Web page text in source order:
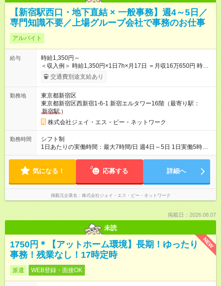
【新宿駅西口・地下直結 × 一般事務】週4～5日／
専門知識不要／上場グループ会社で事務のお仕事
アルバイト
給与
時給1,350円～
＜収入例＞ 時給1,350円×1日7h×月17日 ＝月収16万650円 時給
1,350円×1日7h×月22日 ＝月収20万7900円 【試用期間】試用期
間あり 試用期間の長さ：3ヶ月 雇用形態、給与は本採用時と同
交通費別途支給あり
勤務地
東京都新宿区
東京都新宿区西新宿1-6-1 新宿エルタワー16階（最寄り駅：
新宿駅 ）
株式会社ジェイ・エス・ビー・ネットワーク
勤務時間
シフト制
1日あたりの実働時間：最大7時間/日 週4日～5日 1日実働5時間
～（30～60分休憩あり） ※応相談 10～3月は繁忙期の為、土日
す。 1ヶ月毎にシフトの希望をお伺いしますのでプライベートも
気になる！ 応募する 詳細へ
掲載元企業名 株式会社ジェイ・エス・ビー・ネットワーク
掲載日：2026.08.07
未読
NEW
1750円＊【アットホーム環境】長期！ゆったり
事務！残業なし！17時定時
派遣 WEB登録・面接OK